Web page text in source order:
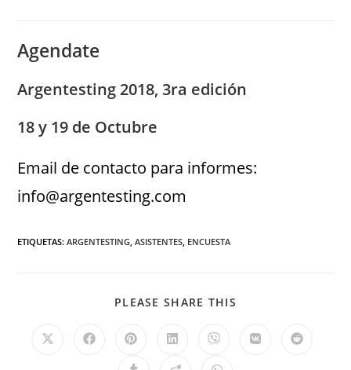
Agendate
Argentesting 2018, 3ra edición
18 y 19 de Octubre
Email de contacto para informes:
info@argentesting.com
ETIQUETAS:ARGENTESTING, ASISTENTES, ENCUESTA
PLEASE SHARE THIS